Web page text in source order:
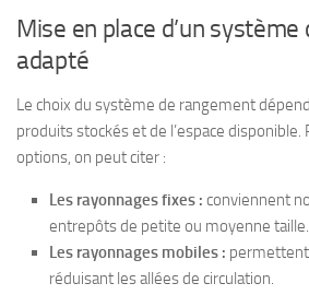
Mise en place d’un
adapté
Le choix du système de rangement
produits stockés et de l’espace
options, on peut citer :
Les rayonnages fixes : conviennent
entrepôts de petite ou moyenne taille.
Les rayonnages mobiles : permettent
réduisant les allées de circulation.